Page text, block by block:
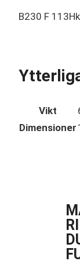
B230 F
Vikt
Dimensioner